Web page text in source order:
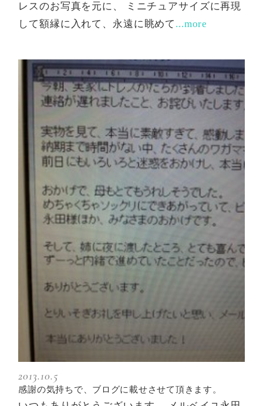
レスのお写真を元に、 ミニチュアサイズに再現
して額縁に入れて、永遠に眺めて ...more
2013.10.5
感謝の気持ちで、ブログに載せさせて頂きます。